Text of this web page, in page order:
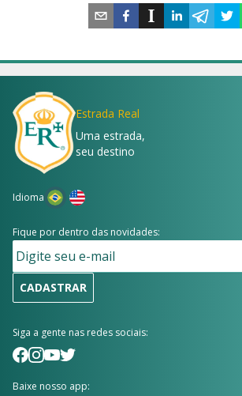
Estrada Real
Uma estrada,
seu destino
Idioma
Fique por dentro das novidades:
CADASTRAR
Siga a gente nas redes sociais:
Baixe nosso app: